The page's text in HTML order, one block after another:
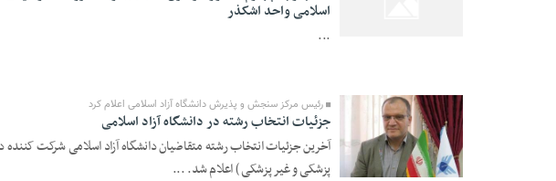
اسلامی واحد اشکذر
...
31 Mordad 1395 -
رئیس مرکز سنجش و پذیرش دانشگاه آزاد اسلامی اعلام کرد
جزئیات انتخاب رشته در دانشگاه آزاد اسلامی
آخرین جزئیات انتخاب رشته متقاضیان دانشگاه آزاد اسلامی شرکت
پزشکی و غیر پزشکی ) اعلام شد. ...